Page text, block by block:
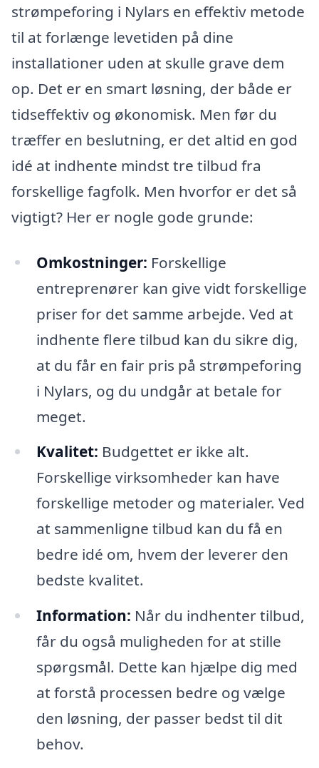
strømpeforing i Nylars en effektiv metode
til at forlænge levetiden på dine
installationer uden at skulle grave dem
op. Det er en smart løsning, der både er
tidseffektiv og økonomisk. Men før du
træffer en beslutning, er det altid en god
idé at indhente mindst tre tilbud fra
forskellige fagfolk. Men hvorfor er det så
vigtigt? Her er nogle gode grunde:
Omkostninger: Forskellige
entreprenører kan give vidt forskellige
priser for det samme arbejde. Ved at
indhente flere tilbud kan du sikre dig,
at du får en fair pris på strømpeforing
i Nylars, og du undgår at betale for
meget.
Kvalitet: Budgettet er ikke alt.
Forskellige virksomheder kan have
forskellige metoder og materialer. Ved
at sammenligne tilbud kan du få en
bedre idé om, hvem der leverer den
bedste kvalitet.
Information: Når du indhenter tilbud,
får du også muligheden for at stille
spørgsmål. Dette kan hjælpe dig med
at forstå processen bedre og vælge
den løsning, der passer bedst til dit
behov.